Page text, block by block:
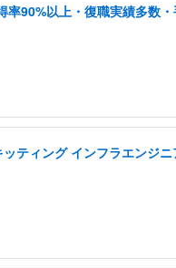
90%以上・復職実績多数
ティング インフラエンジ